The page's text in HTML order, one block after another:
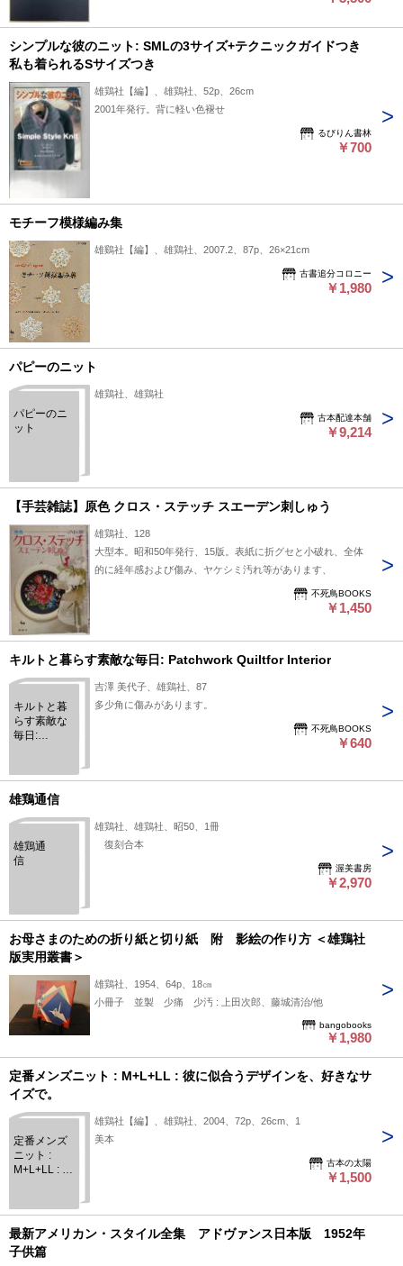
介されている可能性があります。詳細な内容や構成については
不明ですが、雄鶏社の歴史や変遷に関心のある方にとって参考
になる一冊かもしれません。 状態：
シンプルな彼のニット: SMLの3サイズ+テクニックガイドつき
私も着られるSサイズつき
雄鶏社【編】、雄鶏社、52p、26cm
2001年発行。背に軽い色褪せ
るびりん書林
￥700
モチーフ模様編み集
雄鷄社【編】、雄鶏社、2007.2、87p、26×21cm
古書追分コロニー
￥1,980
パピーのニット
パピーのニ
ット
雄鶏社、雄鶏社
古本配達本舗
￥9,214
【手芸雑誌】原色 クロス・ステッチ スエーデン刺しゅう
雄鶏社、128
大型本。昭和50年発行、15版。表紙に折グセと小破れ、全体
的に経年感および傷み、ヤケシミ汚れ等があります、
不死鳥BOOKS
￥1,450
キルトと暮らす素敵な毎日: Patchwork Quiltfor Interior
キルトと暮
らす素敵な
毎日:
Interior
吉澤 美代子、雄鶏社、87
多少角に傷みがあります。
不死鳥BOOKS
￥640
雄鶏通信
雄鶏通
信
雄鶏社、雄鶏社、昭50、1冊
復刻合本
渥美書房
￥2,970
お母さまのための折り紙と切り紙 附 影絵の作り方 ＜雄鶏社
版実用叢書＞
雄鶏社、1954、64p、18㎝
小冊子 並製 少痛 少汚 : 上田次郎、藤城清治/他
bangobooks
￥1,980
定番メンズニット : M+L+LL : 彼に似合うデザインを、好きなサ
イズで。
定番メンズ
ニット :
M+L+LL : 彼
好きなサイ
ズで。
雄鶏社【編】、雄鶏社、2004、72p、26cm、1
美本
古本の太陽
￥1,500
最新アメリカン・スタイル全集 アドヴァンス日本版 1952年
子供篇